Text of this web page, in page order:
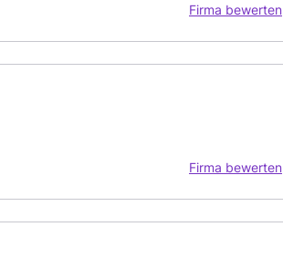
Firma bewerten
Firma bewerten